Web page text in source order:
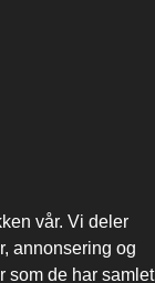
vår. Vi deler
annonsering og
som de har samlet